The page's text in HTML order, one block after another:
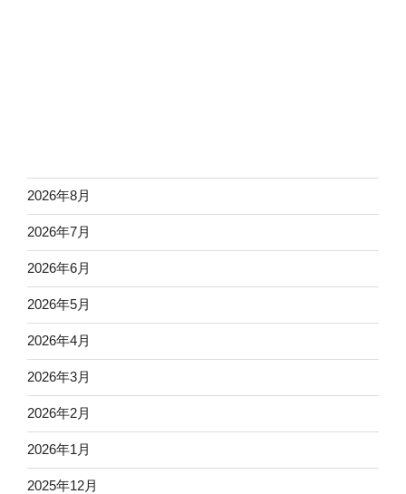
2026年8月
2026年7月
2026年6月
2026年5月
2026年4月
2026年3月
2026年2月
2026年1月
2025年12月